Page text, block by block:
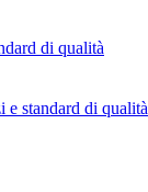
di qualità
e standard di qualità